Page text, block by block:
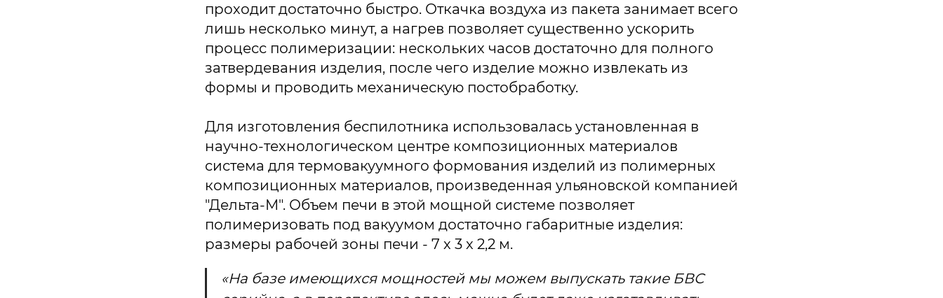
проходит достаточно быстро. Откачка воздуха из пакета занимает всего
лишь несколько минут, а нагрев позволяет существенно ускорить
процесс полимеризации: нескольких часов достаточно для полного
затвердевания изделия, после чего изделие можно извлекать из
формы и проводить механическую постобработку.
Для изготовления беспилотника использовалась установленная в
научно-технологическом центре композиционных материалов
система для термовакуумного формования изделий из полимерных
композиционных материалов, произведенная ульяновской компанией
"Дельта-М". Объем печи в этой мощной системе позволяет
полимеризовать под вакуумом достаточно габаритные изделия:
размеры рабочей зоны печи - 7 х 3 х 2,2 м.
«На базе имеющихся мощностей мы можем выпускать такие БВС